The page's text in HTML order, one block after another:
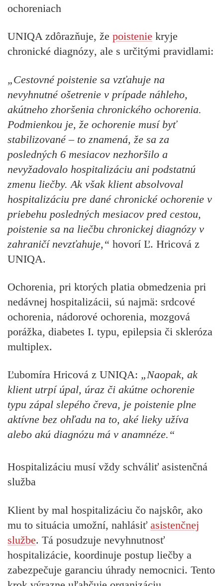
ochoreniach
UNIQA zdôrazňuje, že poistenie kryje
chronické diagnózy, ale s určitými pravidlami:
„Cestovné poistenie sa vzťahuje na
nevyhnutné ošetrenie v prípade náhleho,
akútneho zhoršenia chronického ochorenia.
Podmienkou je, že ochorenie musí byť
stabilizované – to znamená, že sa za
posledných 6 mesiacov nezhoršilo a
nevyžadovalo hospitalizáciu ani podstatnú
zmenu liečby. Ak však klient absolvoval
hospitalizáciu pre dané chronické ochorenie v
priebehu posledných mesiacov pred cestou,
poistenie sa na liečbu chronickej diagnózy v
zahraničí nevzťahuje,“ hovorí Ľ. Hricová z
UNIQA.
Ochorenia, pri ktorých platia obmedzenia pri
nedávnej hospitalizácii, sú najmä: srdcové
ochorenia, nádorové ochorenia, mozgová
porážka, diabetes I. typu, epilepsia či skleróza
multiplex.
Ľubomíra Hricová z UNIQA: „Naopak, ak
klient utrpí úpal, úraz či akútne ochorenie
typu zápal slepého čreva, je poistenie plne
aktívne bez ohľadu na to, aké lieky užíva
alebo akú diagnózu má v anamnéze.“
Hospitalizáciu musí vždy schváliť asistenčná
služba
Klient by mal hospitalizáciu čo najskôr, ako
mu to situácia umožní, nahlásiť asistenčnej
službe. Tá posudzuje nevyhnutnosť
hospitalizácie, koordinuje postup liečby a
zabezpečuje garanciu úhrady nemocnici. Tento